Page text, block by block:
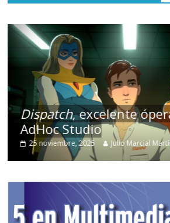
Dispatch, excelente
AdHoc Studio
25 noviembre, 2025 Julio Marcial